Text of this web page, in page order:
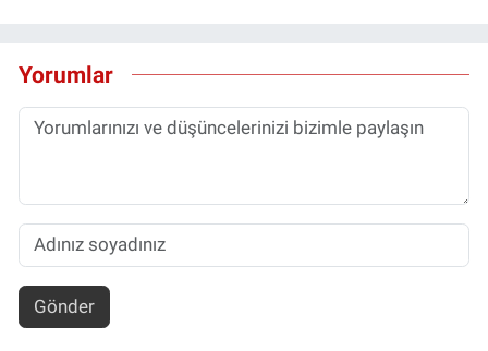
Yorumlar
Gönder